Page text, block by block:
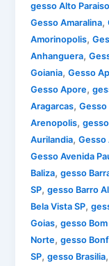
gesso Alto
Gesso Amaralina,
Amorinopolis,
Anhanguera,
Goiania,Gesso
Gesso Apore,
Aragarcas,Gesso
Arenopolis,
Aurilandia,Gesso
Gesso Avenida
Baliza,gesso
SP,gesso Barro
Bela Vista SP,
Goias,gesso
Norte,gesso
SP,gesso Brasilia